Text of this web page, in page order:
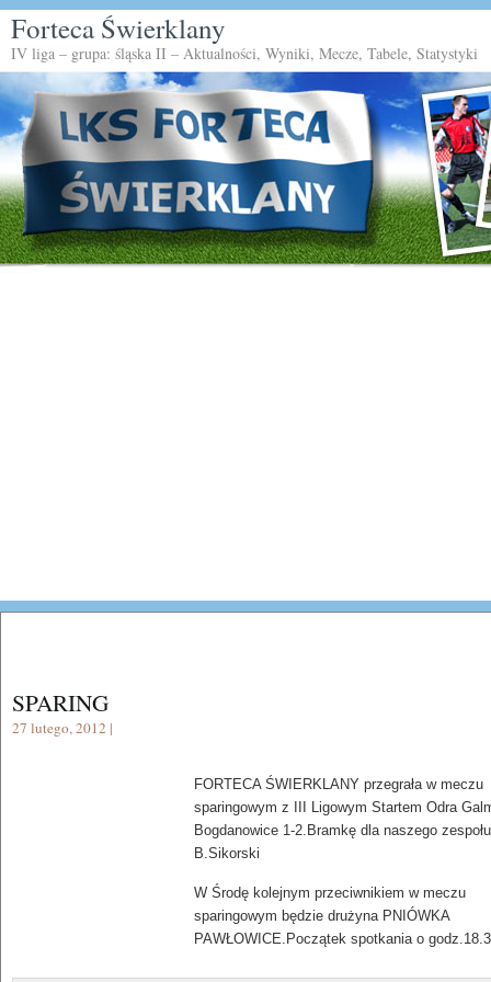
Forteca Świerklany
IV liga – grupa: śląska II – Aktualności, Wyniki, Mecze, Tabele, Statystyki
SPARING
27 lutego, 2012 |
FORTECA ŚWIERKLANY przegrała w meczu
sparingowym z III Ligowym Startem Odra
Bogdanowice 1-2.Bramkę dla naszego
B.Sikorski
W Środę kolejnym przeciwnikiem w meczu
sparingowym będzie drużyna PNIÓWKA
PAWŁOWICE.Początek spotkania o